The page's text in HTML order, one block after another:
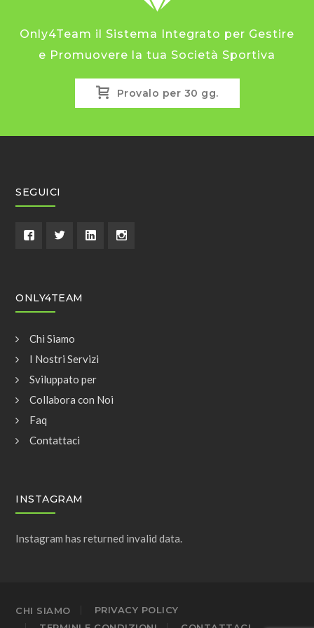
possono
scelte
nella
pagina
del
Only4Team il Sistema Integrato per Gestire
e Promuovere la tua Società Sportiva
Provalo per 30 gg.
SEGUICI
ONLY4TEAM
Chi Siamo
I Nostri Servizi
Sviluppato per
Collabora con Noi
Faq
Contattaci
INSTAGRAM
Instagram has returned invalid data.
CHI SIAMO
PRIVACY POLICY